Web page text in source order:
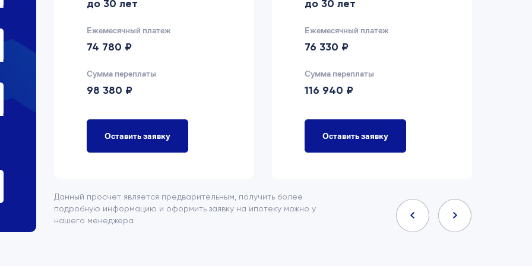
до 30 лет
Ежемесячный платеж
74 780 ₽
Сумма переплаты
98 380 ₽
Оставить заявку
до 30 лет
Ежемесячный платеж
76 330 ₽
Сумма переплаты
116 940 ₽
Оставить заявку
Данный просчет является предварительным, получить более
подробную информацию и оформить заявку на ипотеку можно у
нашего менеджера